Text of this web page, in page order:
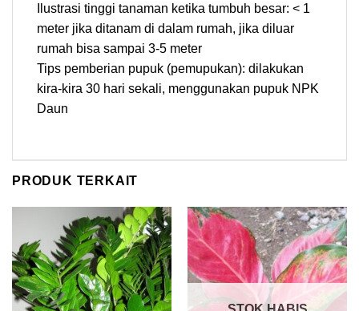
Ilustrasi tinggi tanaman ketika tumbuh besar: < 1
meter jika ditanam di dalam rumah, jika diluar
rumah bisa sampai 3-5 meter
Tips pemberian pupuk (pemupukan): dilakukan
kira-kira 30 hari sekali, menggunakan pupuk NPK
Daun
PRODUK TERKAIT